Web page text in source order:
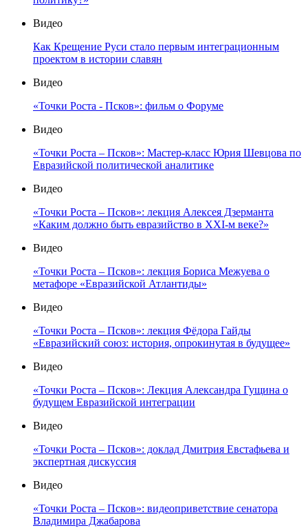
Видео
Как Крещение Руси стало первым интеграционным
проектом в истории славян
Видео
«Точки Роста - Псков»: фильм о Форуме
Видео
«Точки Роста – Псков»: Мастер-класс Юрия Шевцова по
Евразийской политической аналитике
Видео
«Точки Роста – Псков»: лекция Алексея Дзерманта
«Каким должно быть евразийство в XXI-м веке?»
Видео
«Точки Роста – Псков»: лекция Бориса Межуева о
метафоре «Евразийской Атлантиды»
Видео
«Точки Роста – Псков»: лекция Фёдора Гайды
«Евразийский союз: история, опрокинутая в будущее»
Видео
«Точки Роста – Псков»: Лекция Александра Гущина о
будущем Евразийской интеграции
Видео
«Точки Роста – Псков»: доклад Дмитрия Евстафьева и
экспертная дискуссия
Видео
«Точки Роста – Псков»: видеоприветствие сенатора
Владимира Джабарова